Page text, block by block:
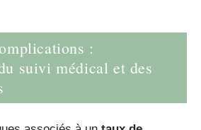
:
suivi médical et des